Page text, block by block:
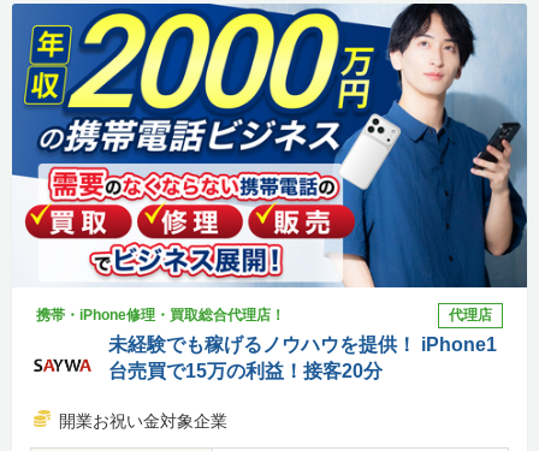
携帯・iPhone修理・買取総合代理店！ 代理店
未経験でも稼げるノウハウを提供！ iPhone1
台売買で15万の利益！接客20分
開業お祝い金対象企業